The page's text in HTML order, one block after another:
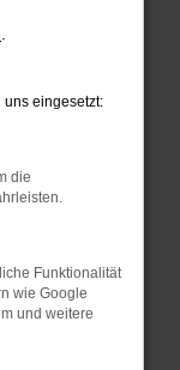
deine
Browser
dein
sind.
uns eingesetzt:
die
Funktionalität
wie Google
und weitere